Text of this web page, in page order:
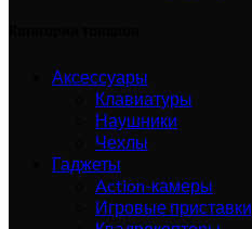
Аксессуары
Клавиатуры
Наушники
Чехлы
Гаджеты
Action-камеры
Игровые приставки